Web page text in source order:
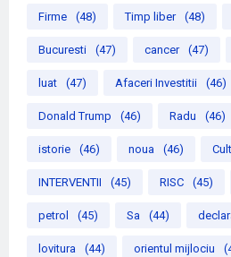
Firme (48) Timp liber (48)
Bucuresti (47) cancer (47)
luat (47) Afaceri Investitii (46)
Donald Trump (46) Radu (46)
istorie (46) noua (46)
INTERVENTII (45) RISC (45)
petrol (45) Sa (44)
lovitura (44) orientul mijlociu